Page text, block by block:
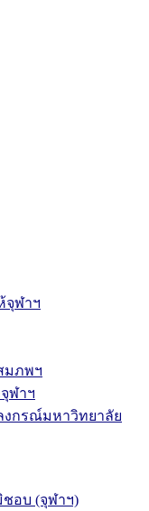
จุฬาฯ
มภพฯ
ฬาฯ
งกรณ์มหาวิทยาลัย
ชอบ (จุฬาฯ)